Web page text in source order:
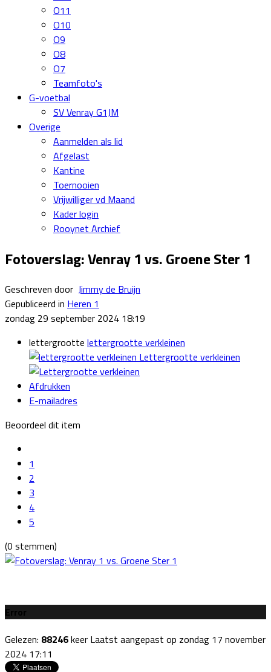
O11
O10
O9
O8
O7
Teamfoto's
G-voetbal
SV Venray G1JM
Overige
Aanmelden als lid
Afgelast
Kantine
Toernooien
Vrijwilliger vd Maand
Kader login
Rooynet Archief
Fotoverslag: Venray 1 vs. Groene Ster 1
Geschreven door Jimmy de Bruijn
Gepubliceerd in Heren 1
zondag 29 september 2024 18:19
lettergrootte lettergrootte verkleinen
Lettergrootte verkleinen
Afdrukken
E-mailadres
Beoordeel dit item
1
2
3
4
5
(0 stemmen)
Error
Gelezen: 88246keer Laatst aangepast op zondag 17 november
2024 17:11